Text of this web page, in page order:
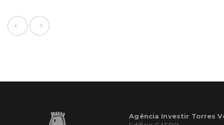
Agência Investir Torres